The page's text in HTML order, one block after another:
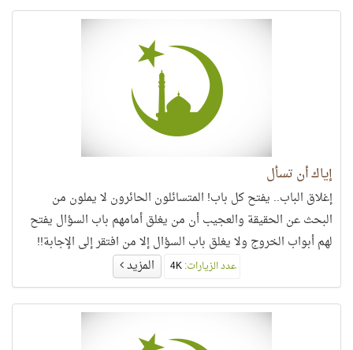
إياك أن تسأل
إغلاق الباب.. يفتح كل باب! المتسائلون الحائرون لا يملون من
البحث عن الحقيقة والعجيب أن من يغلق أمامهم باب السؤال يفتح
لهم أبواب الخروج ولا يغلق باب السؤال إلا من افتقر إلى الإجابة!!
عدد الزيارات: المزيد